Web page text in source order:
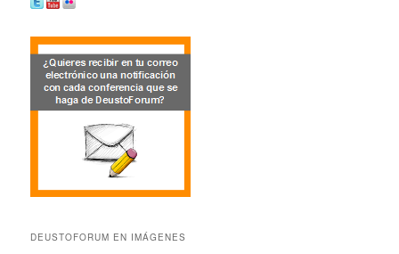
DEUSTOFORUM EN IMÁGENES